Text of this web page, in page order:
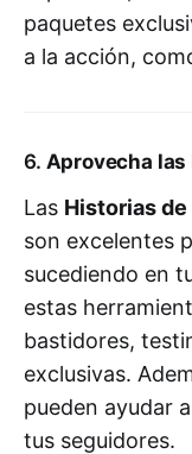
paquetes
a la acción,
6. Aprovecha
Las Historias
son excelentes
sucediendo en
estas
bastidores,
exclusivas.
pueden ayudar
tus seguidores.